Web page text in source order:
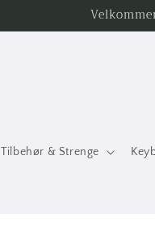
Tilbehør & Strenge